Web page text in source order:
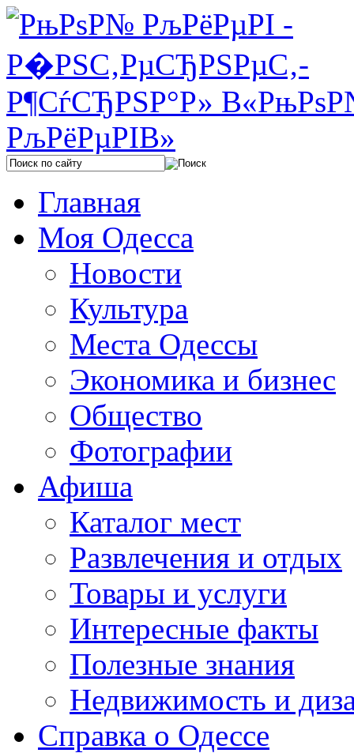
Главная
Моя Одесса
Новости
Культура
Места Одессы
Экономика и бизнес
Общество
Фотографии
Афиша
Каталог мест
Развлечения и отдых
Товары и услуги
Интересные факты
Полезные знания
Недвижимость и
Справка о Одессе